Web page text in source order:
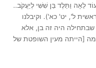
לֵאָה וַתֵּלֶד בֵּן שִׁשִּׁי לְיַעֲקֹב..
ל', יט' כא'). וקיבלנו
היה זה בן, אלא
[הייתה מעין השופטת של